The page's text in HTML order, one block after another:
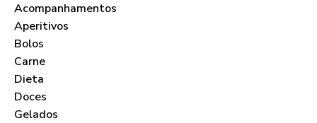
Acompanhamentos
Aperitivos
Bolos
Carne
Dieta
Doces
Gelados